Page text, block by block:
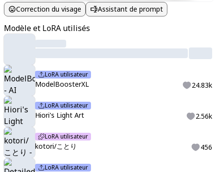
laboris nisi ut aliquip ex ea commodo consequat. Duis aute irure
dolor in reprehenderit in voluptate velit esse cillum dolore eu
fugiat nulla pariatur. Excepteur sint occaecat cupidatat non
proident, sunt in culpa qui officia deserunt mollit anim id est
Correction du visage Assistant de prompt
Modèle et LoRA utilisés
LoRA utilisateur
ModelBoosterXL 24.83k
LoRA utilisateur
Hiori's Light Art 2.56k
LoRA utilisateur
kotori/ことり 456
LoRA utilisateur